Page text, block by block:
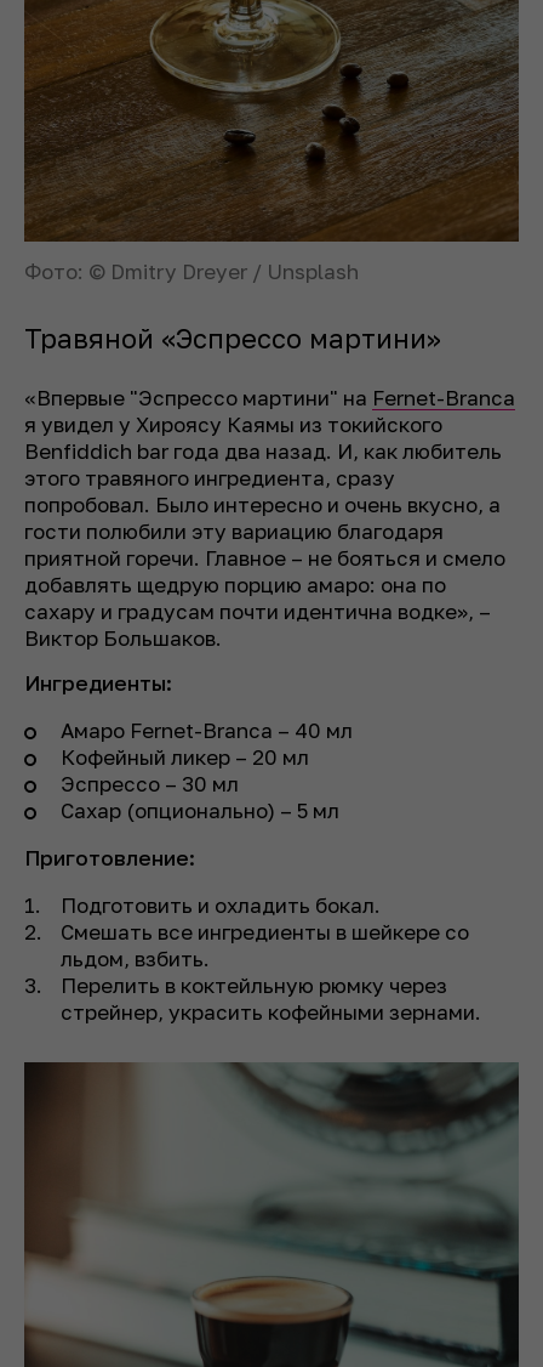
Фото: © Dmitry Dreyer / Unsplash
Травяной «Эспрессо мартини»
«Впервые "Эспрессо мартини" на Fernet-Branca
я увидел у Хироясу Каямы из токийского
Benfiddich bar года два назад. И, как любитель
этого травяного ингредиента, сразу
попробовал. Было интересно и очень вкусно, а
гости полюбили эту вариацию благодаря
приятной горечи. Главное – не бояться и смело
добавлять щедрую порцию амаро: она по
сахару и градусам почти идентична водке», –
Виктор Большаков.
Ингредиенты:
Амаро Fernet-Branca – 40 мл
Кофейный ликер – 20 мл
Эспрессо – 30 мл
Сахар (опционально) – 5 мл
Приготовление:
Подготовить и охладить бокал.
Смешать все ингредиенты в шейкере со
льдом, взбить.
Перелить в коктейльную рюмку через
стрейнер, украсить кофейными зернами.